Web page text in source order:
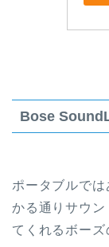
Bose
ポータブルで
かる通りサウン
てくれるボーズ